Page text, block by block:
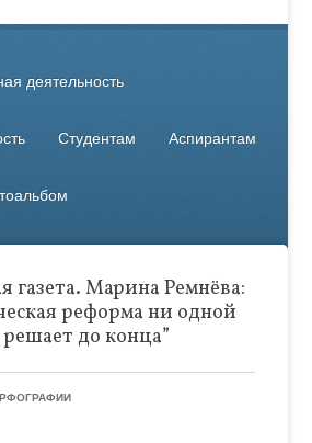
деятельность
Студентам Аспирантам
газета. Марина Ремнёва:
реформа ни одной
до конца”